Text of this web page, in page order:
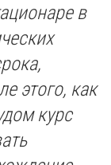
в
этого, как
курс